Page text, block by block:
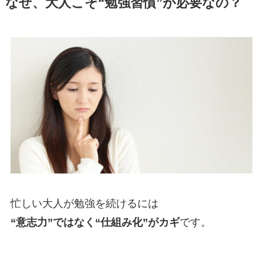
忙しい大人が勉強を続けるには
“意志力”ではなく“仕組み化”がカギです。